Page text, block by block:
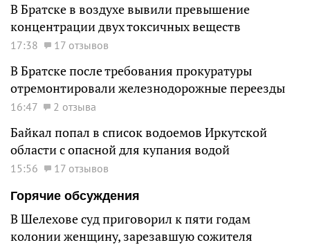
В Братске в воздухе вывили превышение
концентрации двух токсичных веществ
17:38 17 отзывов
В Братске после требования прокуратуры
отремонтировали железнодорожные переезды
16:47 2 отзыва
Байкал попал в список водоемов Иркутской
области с опасной для купания водой
15:56
17 отзывов
Горячие обсуждения
В Шелехове суд приговорил к пяти годам
колонии женщину, зарезавшую сожителя